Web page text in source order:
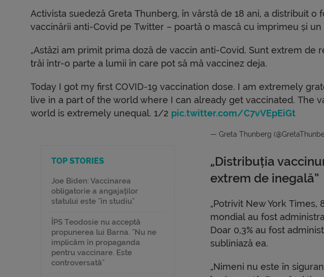
Activista suedeză Greta Thunberg, în vârstă de 18 ani, a distribuit
vaccinării anti-Covid pe Twitter – poartă o mască cu imprimeu și
„Astăzi am primit prima doză de vaccin anti-Covid. Sunt extrem de
trăi într-o parte a lumii în care pot să mă vaccinez deja.
Today I got my first COVID-19 vaccination dose. I am extremely
live in a part of the world where I can already get vaccinated. The
world is extremely unequal. 1/2 pic.twitter.com/C7vVEpEiGt
TOP STORIES
Joe Biden: Vaccinarea
obligatorie a angajaților
statului este "în studiu"
ÎPS Teodosie nu acceptă
propunerea lui Barna. "Nu ne
implicăm în propaganda
pentru vaccinare. Este
controversată"
— Greta Thunberg
„Distribuția
extrem de inegală”
„Potrivit New York
mondial au fost
Doar 0,3% au fost
subliniază ea.
„Nimeni nu este în